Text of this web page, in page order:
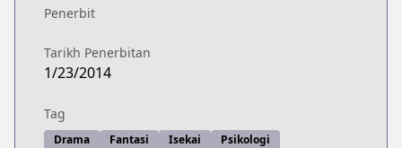
Penerbit
Tarikh Penerbitan
1/23/2014
Tag
Drama Fantasi Isekai
Psikologi